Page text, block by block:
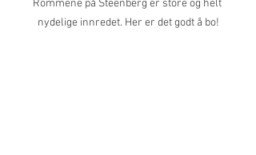
Rommene på Steenberg er store og helt
nydelige innredet. Her er det godt å bo!